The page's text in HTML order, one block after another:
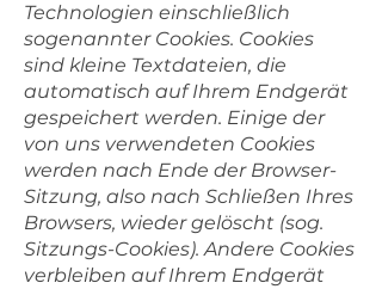
Technologien einschließlich
sogenannter Cookies. Cookies
sind kleine Textdateien, die
automatisch auf Ihrem Endgerät
gespeichert werden. Einige der
von uns verwendeten Cookies
werden nach Ende der Browser-
Sitzung, also nach Schließen Ihres
Browsers, wieder gelöscht (sog.
Sitzungs-Cookies). Andere Cookies
verbleiben auf Ihrem Endgerät